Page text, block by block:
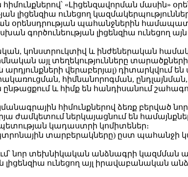
«Լիցենզավորման մասին»
ունեցող
օրենսդրության պահանջներին
լիցենզիա ունեցող այն
կոնստրուկտիվ և ինժեներական
այլ տեղեկությունները
վերաբերյալ) դիտարկվում են
հիմնանորոգման,
և հիմք են հանդիսանում
հիմունքներով ձեռք բերված
ժամկետում ներկայացնում են
կադաստրի կոմիտեներ։
տարբերակները) ըստ պահանջի
նոր տեխնիկական անձնագրի
ունեցող այլ իրավաբանական